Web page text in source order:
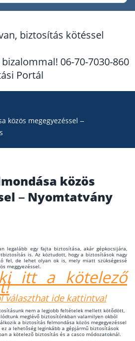
Biztosító
Biztosító Egyesület
Assistance Biztosító
Biztosító
Biztosító
biztosítás kötéssel
06-70-7030-860
Portál
közös megegyezéssel –
közös
– Nyomtatvány
legalább egy fajta biztosítása, akár gépkocsijára,
is. Az köztudott, hogy a biztosítások nagy
fel, de lehet olyan ok is, mely miatt szükségessé
meggyezéssel.itt a kötelező
választhat ide kattintva!
nem a legjobb feltételek mellett kötődött,
meglévő biztosítónkban valamilyen okból
a biztosítás felmondása közös megegyezéssel
a lehetőség leginkább a gépjármű biztosítások
a kötelező biztosítás és a casco módozatoknál.